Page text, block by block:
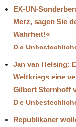
EX-UN-
Merz, sagen Sie
Wahrheit!«
Die
Jan van Helsing:
Weltkriegs eine
Gilbert Sternhoff
Die
Republikaner